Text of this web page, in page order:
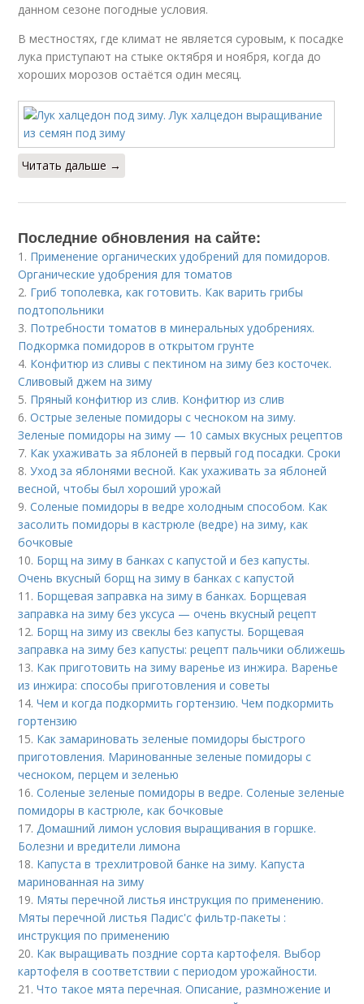
данном сезоне погодные условия.
В местностях, где климат не является суровым, к посадке
лука приступают на стыке октября и ноября, когда до
хороших морозов остаётся один месяц.
Читать дальше →
Последние обновления на сайте:
1. Применение органических удобрений для помидоров.
Органические удобрения для томатов
2. Гриб тополевка, как готовить. Как варить грибы
подтопольники
3. Потребности томатов в минеральных удобрениях.
Подкормка помидоров в открытом грунте
4. Конфитюр из сливы с пектином на зиму без косточек.
Сливовый джем на зиму
5. Пряный конфитюр из слив. Конфитюр из слив
6.Острые зеленые помидоры с чесноком на зиму.
Зеленые помидоры на зиму — 10 самых вкусных рецептов
7. Как ухаживать за яблоней в первый год посадки. Сроки
8.Уход за яблонями весной. Как ухаживать за яблоней
весной, чтобы был хороший урожай
9.Соленые помидоры в ведре холодным способом. Как
засолить помидоры в кастрюле (ведре) на зиму, как
бочковые
10. Борщ на зиму в банках с капустой и без капусты.
Очень вкусный борщ на зиму в банках с капустой
11. Борщевая заправка на зиму в банках. Борщевая
заправка на зиму без уксуса — очень вкусный рецепт
12. Борщ на зиму из свеклы без капусты. Борщевая
заправка на зиму без капусты: рецепт пальчики оближешь
13. Как приготовить на зиму варенье из инжира. Варенье
из инжира: способы приготовления и советы
14.Чем и когда подкормить гортензию. Чем подкормить
гортензию
15. Как замариновать зеленые помидоры быстрого
приготовления. Маринованные зеленые помидоры с
чесноком, перцем и зеленью
16.Соленые зеленые помидоры в ведре. Соленые зеленые
помидоры в кастрюле, как бочковые
17.Домашний лимон условия выращивания в горшке.
Болезни и вредители лимона
18. Капуста в трехлитровой банке на зиму. Капуста
маринованная на зиму
19. Мяты перечной листья инструкция по применению.
Мяты перечной листья Падис'с фильтр-пакеты :
инструкция по применению
20. Как выращивать поздние сорта картофеля. Выбор
картофеля в соответствии с периодом урожайности.
21.Что такое мята перечная. Описание, размножение и